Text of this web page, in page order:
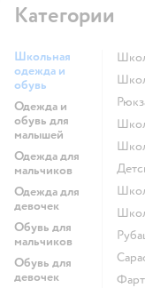
Категории
Школьная
одежда и
обувь
Одежда и
обувь для
малышей
Одежда для
мальчиков
Одежда для
девочек
Обувь для
мальчиков
Обувь для
девочек